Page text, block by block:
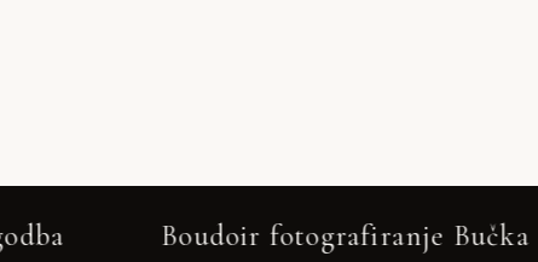
fotografiranje Bučka – darilo za